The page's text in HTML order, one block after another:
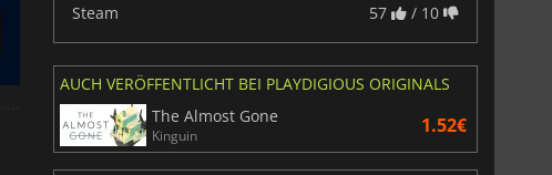
Steam
57 / 10
AUCH VERÖFFENTLICHT BEI PLAYDIGIOUS ORIGINALS
The Almost Gone
Kinguin 1.52€